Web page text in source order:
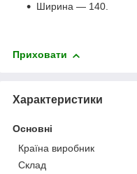
Ширина — 140.
Приховати
Характеристики
Основні
Країна виробник
Склад